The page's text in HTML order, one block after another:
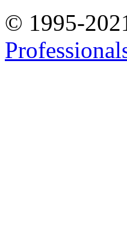
© 1995-